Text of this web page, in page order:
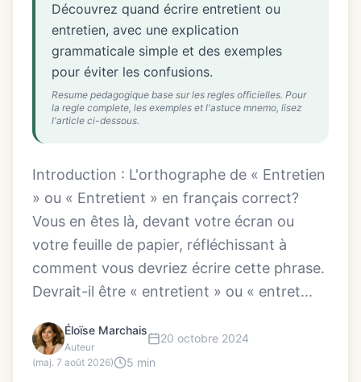
Découvrez quand écrire entretient ou
entretien, avec une explication
grammaticale simple et des exemples
pour éviter les confusions.
Resume pedagogique base sur les regles officielles. Pour
la regle complete, les exemples et l'astuce mnemo, lisez
l'article ci-dessous.
Introduction : L'orthographe de « Entretien
» ou « Entretient » en français correct?
Vous en êtes là, devant votre écran ou
votre feuille de papier, réfléchissant à
comment vous devriez écrire cette phrase.
Devrait-il être « entretient » ou « entret...
Éloïse Marchais
Auteur
20 octobre 2024
(maj. 7 août 2026) 5 min